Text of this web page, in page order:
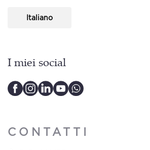
Italiano
I miei social
CONTATTI